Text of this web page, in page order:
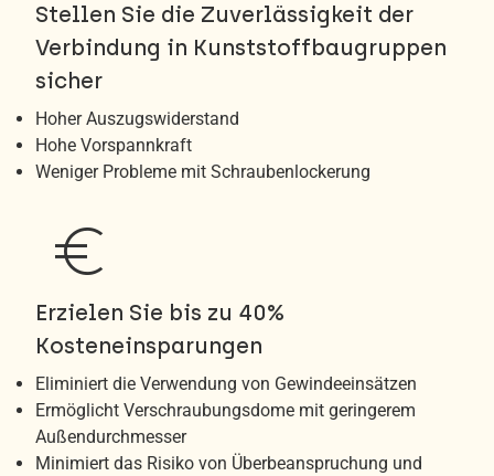
Stellen Sie die Zuverlässigkeit der
Verbindung in Kunststoffbaugruppen
sicher
Hoher Auszugswiderstand
Hohe Vorspannkraft
Weniger Probleme mit Schraubenlockerung
euro
Erzielen Sie bis zu 40%
Kosteneinsparungen
Eliminiert die Verwendung von Gewindeeinsätzen
Ermöglicht Verschraubungsdome mit geringerem
Außendurchmesser
Minimiert das Risiko von Überbeanspruchung und